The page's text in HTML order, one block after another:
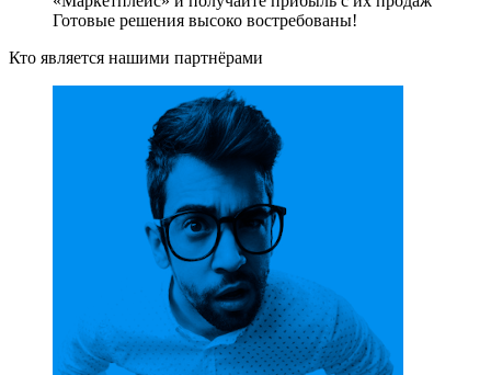
Готовые решения высоко востребованы!
Кто является нашими партнёрами